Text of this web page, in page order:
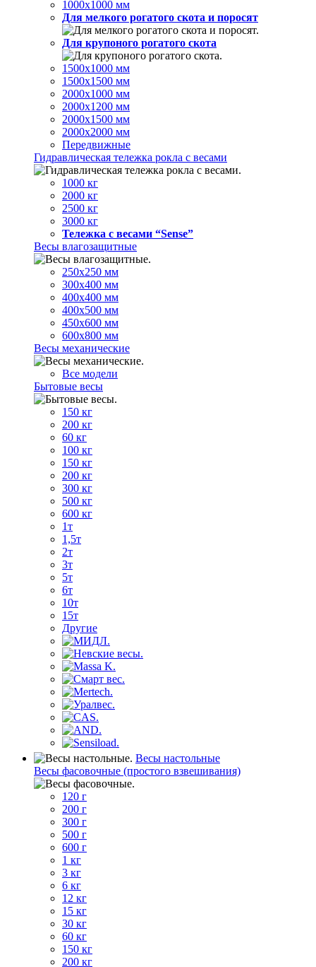
1000х1000 мм
Для мелкого рогатого скота и поросят
Для крупоного рогатого скота
1500х1000 мм
1500х1500 мм
2000х1000 мм
2000х1200 мм
2000х1500 мм
2000х2000 мм
Передвижные
Гидравлическая тележка рокла с весами
1000 кг
2000 кг
2500 кг
3000 кг
Тележка с весами “Sense”
Весы влагозащитные
250х250 мм
300х400 мм
400х400 мм
400х500 мм
450х600 мм
600х800 мм
Весы механические
Все модели
Бытовые весы
150 кг
200 кг
60 кг
100 кг
150 кг
200 кг
300 кг
500 кг
600 кг
1т
1,5т
2т
3т
5т
6т
10т
15т
Другие
Весы настольные
Весы фасовочные (простого взвешивания)
120 г
200 г
300 г
500 г
600 г
1 кг
3 кг
6 кг
12 кг
15 кг
30 кг
60 кг
150 кг
200 кг